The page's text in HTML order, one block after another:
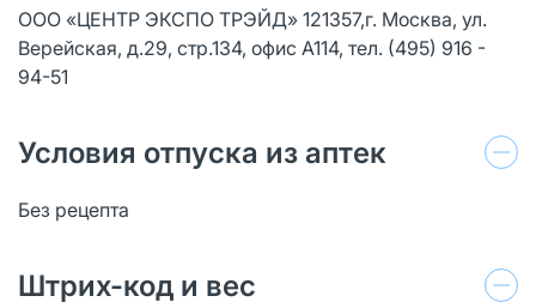
ООО «ЦЕНТР ЭКСПО ТРЭЙД» 121357,г. Москва, ул.
Верейская, д.29, стр.134, офис А114, тел. (495) 916 -
94-51
Условия отпуска из аптек
Без рецепта
Штрих-код и вес